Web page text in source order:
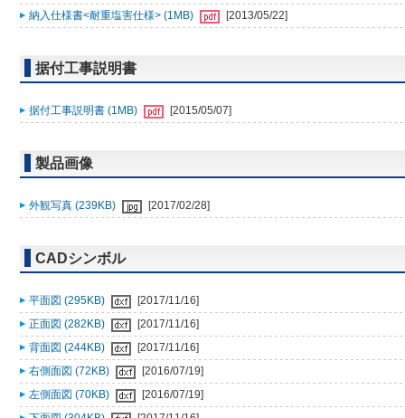
納入仕様書<耐重塩害仕様> (1MB)
[2013/05/22]
据付工事説明書
据付工事説明書 (1MB) [2015/05/07]
製品画像
外観写真 (239KB) [2017/02/28]
CADシンボル
平面図 (295KB)
[2017/11/16]
正面図 (282KB)
[2017/11/16]
背面図 (244KB)
[2017/11/16]
右側面図 (72KB)
[2016/07/19]
左側面図 (70KB)
[2016/07/19]